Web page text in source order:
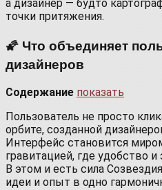
а дизайнер — будто
точки притяжения.
🌠 Что объединяет
дизайнеров
Содержание показать
Пользователь не просто
орбите, созданной
Интерфейс становится
гравитацией, где удобство
В этом и есть сила
идеи и опыт в одно